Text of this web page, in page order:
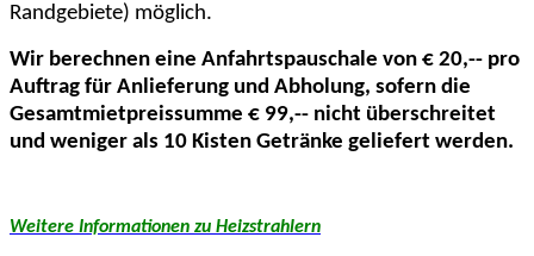
Randgebiete) möglich.
Wir berechnen eine Anfahrtspauschale von € 20,-- pro
Auftrag für Anlieferung und Abholung, sofern die
Gesamtmietpreissumme € 99,-- nicht überschreitet
und weniger als 10 Kisten Getränke geliefert werden.
Weitere Informationen zu Heizstrahlern